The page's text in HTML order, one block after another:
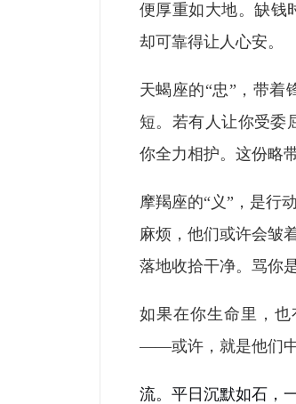
便厚重如大地。缺钱
却可靠得让人心安。
天蝎座的“忠”，带着
短。若有人让你受委
你全力相护。这份略
摩羯座的“义”，是行
麻烦，他们或许会皱
落地收拾干净。骂你
如果在你生命里，
——或许，就是他们中
流。平日沉默如石，